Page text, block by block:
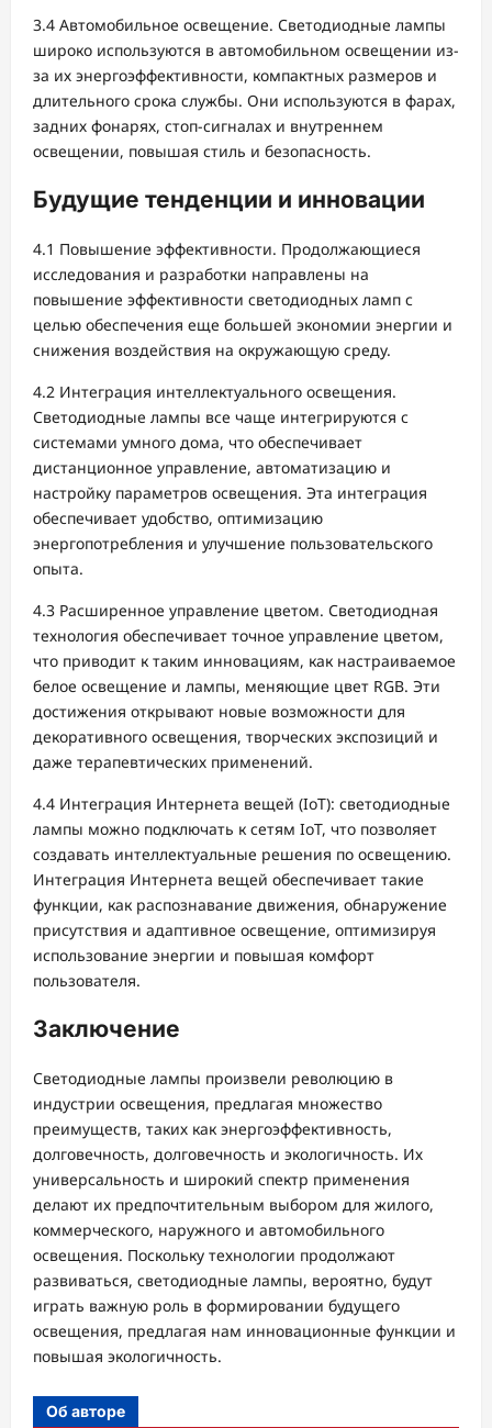
3.4 Автомобильное освещение. Светодиодные лампы
широко используются в автомобильном освещении из-
за их энергоэффективности, компактных размеров и
длительного срока службы. Они используются в фарах,
задних фонарях, стоп-сигналах и внутреннем
освещении, повышая стиль и безопасность.
Будущие тенденции и инновации
4.1 Повышение эффективности. Продолжающиеся
исследования и разработки направлены на
повышение эффективности светодиодных ламп с
целью обеспечения еще большей экономии энергии и
снижения воздействия на окружающую среду.
4.2 Интеграция интеллектуального освещения.
Светодиодные лампы все чаще интегрируются с
системами умного дома, что обеспечивает
дистанционное управление, автоматизацию и
настройку параметров освещения. Эта интеграция
обеспечивает удобство, оптимизацию
энергопотребления и улучшение пользовательского
опыта.
4.3 Расширенное управление цветом. Светодиодная
технология обеспечивает точное управление цветом,
что приводит к таким инновациям, как настраиваемое
белое освещение и лампы, меняющие цвет RGB. Эти
достижения открывают новые возможности для
декоративного освещения, творческих экспозиций и
даже терапевтических применений.
4.4 Интеграция Интернета вещей (IoT): светодиодные
лампы можно подключать к сетям IoT, что позволяет
создавать интеллектуальные решения по освещению.
Интеграция Интернета вещей обеспечивает такие
функции, как распознавание движения, обнаружение
присутствия и адаптивное освещение, оптимизируя
использование энергии и повышая комфорт
пользователя.
Заключение
Светодиодные лампы произвели революцию в
индустрии освещения, предлагая множество
преимуществ, таких как энергоэффективность,
долговечность, долговечность и экологичность. Их
универсальность и широкий спектр применения
делают их предпочтительным выбором для жилого,
коммерческого, наружного и автомобильного
освещения. Поскольку технологии продолжают
развиваться, светодиодные лампы, вероятно, будут
играть важную роль в формировании будущего
освещения, предлагая нам инновационные функции и
повышая экологичность.
Об авторе